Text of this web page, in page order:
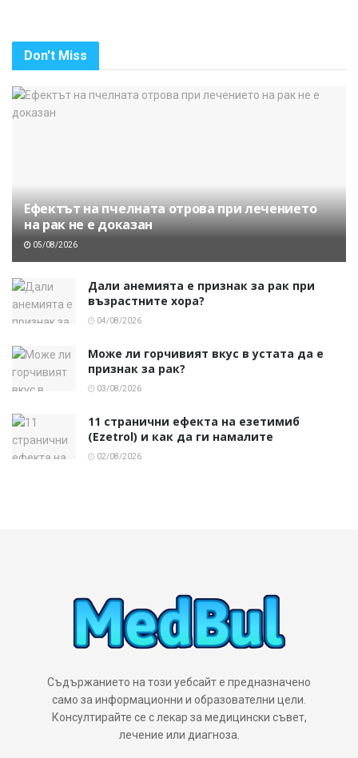
Don't Miss
Ефектът на пчелната отрова при лечението
на рак не е доказан
05/08/2026
Дали анемията е признак за рак при
възрастните хора?
04/08/2026
Може ли горчивият вкус в устата да е
признак за рак?
03/08/2026
11 странични ефекта на езетимиб
(Ezetrol) и как да ги намалите
02/08/2026
Съдържанието на този уебсайт е предназначено
само за информационни и образователни цели.
Консултирайте се с лекар за медицински съвет,
лечение или диагноза.